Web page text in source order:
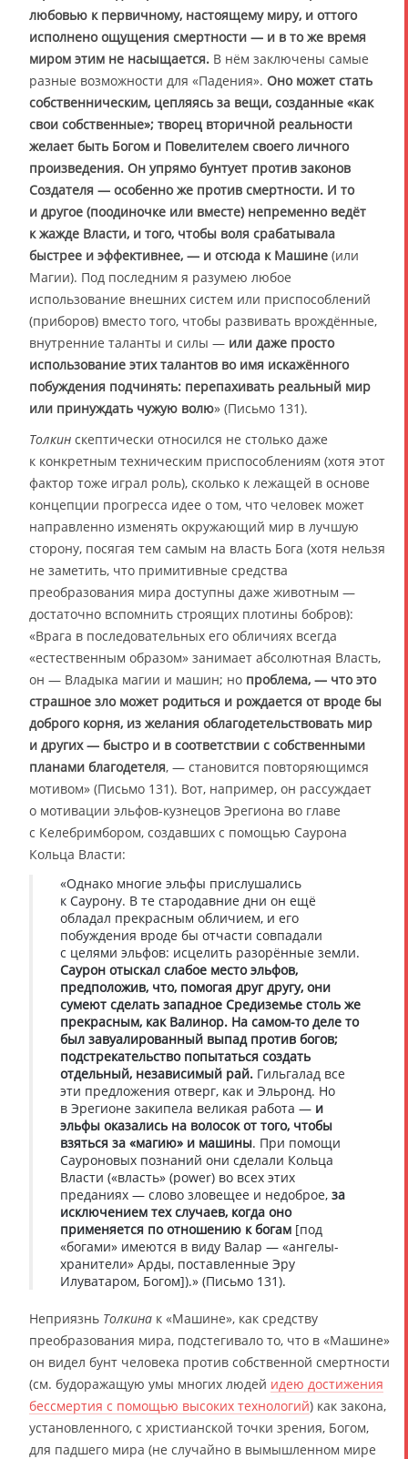
любовью к первичному, настоящему миру, и оттого
исполнено ощущения смертности — и в то же время
миром этим не насыщается. В нём заключены самые
разные возможности для «Падения». Оно может стать
собственническим, цепляясь за вещи, созданные «как
свои собственные»; творец вторичной реальности
желает быть Богом и Повелителем своего личного
произведения. Он упрямо бунтует против законов
Создателя — особенно же против смертности. И то
и другое (поодиночке или вместе) непременно ведёт
к жажде Власти, и того, чтобы воля срабатывала
быстрее и эффективнее, — и отсюда к Машине (или
Магии). Под последним я разумею любое
использование внешних систем или приспособлений
(приборов) вместо того, чтобы развивать врождённые,
внутренние таланты и силы — или даже просто
использование этих талантов во имя искажённого
побуждения подчинять: перепахивать реальный мир
или принуждать чужую волю» (Письмо 131).
Толкин скептически относился не столько даже
к конкретным техническим приспособлениям (хотя этот
фактор тоже играл роль), сколько к лежащей в основе
концепции прогресса идее о том, что человек может
направленно изменять окружающий мир в лучшую
сторону, посягая тем самым на власть Бога (хотя нельзя
не заметить, что примитивные средства
преобразования мира доступны даже животным —
достаточно вспомнить строящих плотины бобров):
«Врага в последовательных его обличиях всегда
«естественным образом» занимает абсолютная Власть,
он — Владыка магии и машин; но проблема, — что это
страшное зло может родиться и рождается от вроде бы
доброго корня, из желания облагодетельствовать мир
и других — быстро и в соответствии с собственными
планами благодетеля, — становится повторяющимся
мотивом» (Письмо 131). Вот, например, он рассуждает
о мотивации эльфов-кузнецов Эрегиона во главе
с Келебримбором, создавших с помощью Саурона
Кольца Власти:
«Однако многие эльфы прислушались
к Саурону. В те стародавние дни он ещё
обладал прекрасным обличием, и его
побуждения вроде бы отчасти совпадали
с целями эльфов: исцелить разорённые земли.
Саурон отыскал слабое место эльфов,
предположив, что, помогая друг другу, они
сумеют сделать западное Средиземье столь же
прекрасным, как Валинор. На самом-то деле то
был завуалированный выпад против богов;
подстрекательство попытаться создать
отдельный, независимый рай. Гильгалад все
эти предложения отверг, как и Эльронд. Но
в Эрегионе закипела великая работа — и
эльфы оказались на волосок от того, чтобы
взяться за «магию» и машины. При помощи
Сауроновых познаний они сделали Кольца
Власти («власть» (power) во всех этих
преданиях — слово зловещее и недоброе, за
исключением тех случаев, когда оно
применяется по отношению к богам [под
«богами» имеются в виду Валар — «ангелы-
хранители» Арды, поставленные Эру
Илуватаром, Богом]).» (Письмо 131).
Неприязнь Толкина к «Машине», как средству
преобразования мира, подстегивало то, что в «Машине»
он видел бунт человека против собственной смертности
(см. будоражащую умы многих людей идею достижения
бессмертия с помощью высоких технологий) как закона,
установленного, с христианской точки зрения, Богом,
для падшего мира (не случайно в вымышленном мире